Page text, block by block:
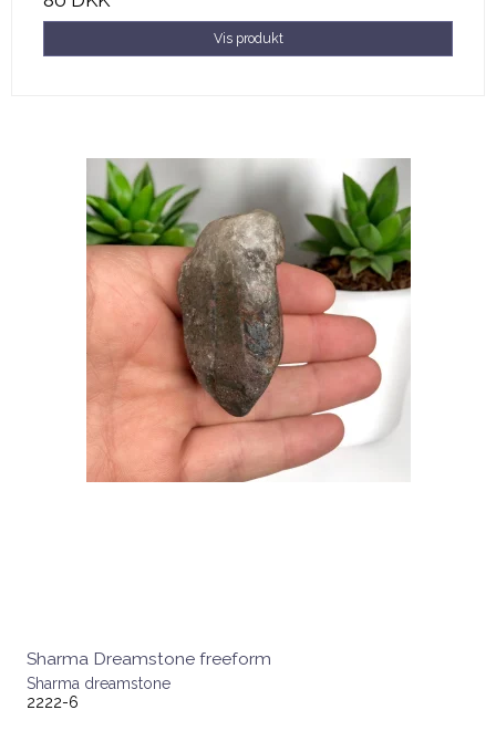
Vis produkt
Sharma Dreamstone freeform
Sharma dreamstone
2222-6